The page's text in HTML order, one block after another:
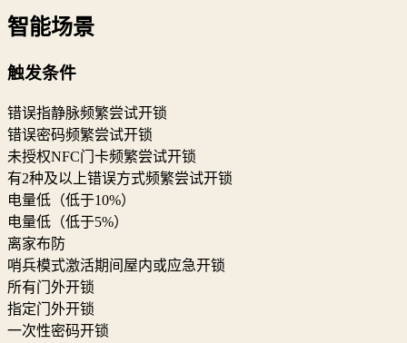
智能场景
触发条件
错误指静脉频繁尝试开锁
错误密码频繁尝试开锁
未授权NFC门卡频繁尝试开锁
有2种及以上错误方式频繁尝试开锁
电量低（低于10%）
电量低（低于5%）
离家布防
哨兵模式激活期间屋内或应急开锁
所有门外开锁
指定门外开锁
一次性密码开锁